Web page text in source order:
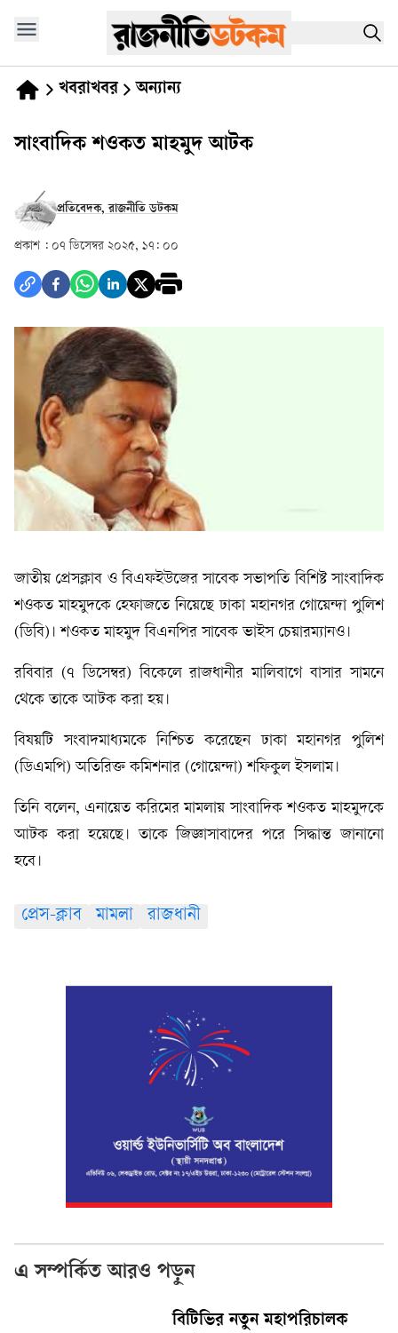
খবরাখবর অন্যান্য
সাংবাদিক শওকত মাহমুদ আটক
প্রতিবেদক, রাজনীতি ডটকম
প্রকাশ : ০৭ ডিসেম্বর ২০২৫, ১৭: ০০
জাতীয় প্রেসক্লাব ও বিএফইউজের সাবেক সভাপতি বিশিষ্ট সাংবাদিক
শওকত মাহমুদকে হেফাজতে নিয়েছে ঢাকা মহানগর গোয়েন্দা পুলিশ
(ডিবি)। শওকত মাহমুদ বিএনপির সাবেক ভাইস চেয়ারম্যানও।
রবিবার (৭ ডিসেম্বর) বিকেলে রাজধানীর মালিবাগে বাসার সামনে
থেকে তাকে আটক করা হয়।
বিষয়টি সংবাদমাধ্যমকে নিশ্চিত করেছেন ঢাকা মহানগর পুলিশ
(ডিএমপি) অতিরিক্ত কমিশনার (গোয়েন্দা) শফিকুল ইসলাম।
তিনি বলেন, এনায়েত করিমের মামলায় সাংবাদিক শওকত মাহমুদকে
আটক করা হয়েছে। তাকে জিজ্ঞাসাবাদের পরে সিদ্ধান্ত জানানো
হবে।
প্রেস-ক্লাব মামলা রাজধানী
এ সম্পর্কিত আরও পড়ুন
বিটিভির নতুন মহাপরিচালক